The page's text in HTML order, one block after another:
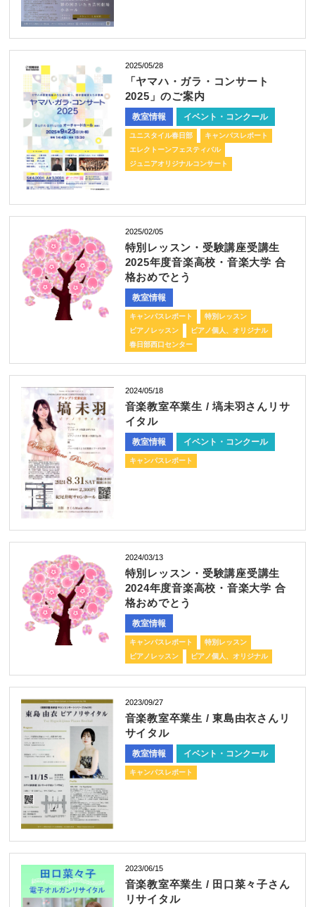
2025/05/28
「ヤマハ・ガラ・コンサート
2025」のご案内
教室情報 イベント・コンクール
ユニスタイル春日部
キャンパスレポート
エレクトーンフェスティバル
ジュニアオリジナルコンサート
2025/02/05
特別レッスン・受験講座受講生
2025年度音楽高校・音楽大学 合
格おめでとう
教室情報
キャンパスレポート
特別レッスン
ピアノレッスン
ピアノ個人、オリジナル
春日部西口センター
2024/05/18
音楽教室卒業生 / 塙未羽さんリサ
イタル
教室情報 イベント・コンクール
キャンパスレポート
2024/03/13
特別レッスン・受験講座受講生
2024年度音楽高校・音楽大学 合
格おめでとう
教室情報
キャンパスレポート
特別レッスン
ピアノレッスン
ピアノ個人、オリジナル
2023/09/27
音楽教室卒業生 / 東島由衣さんリ
サイタル
教室情報 イベント・コンクール
キャンパスレポート
2023/06/15
音楽教室卒業生 / 田口菜々子さん
リサイタル